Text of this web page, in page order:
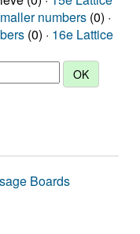
numbers (0) ·
(0) · 16e Lattice
Boards